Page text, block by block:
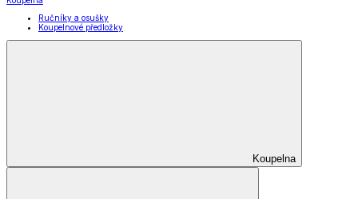
Ručníky a osušky
Koupelnové předložky
Koupelna